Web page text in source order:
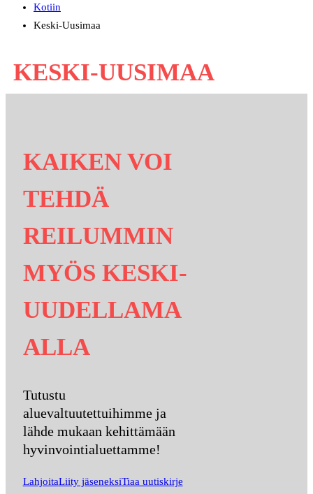
Kotiin
Keski-Uusimaa
KESKI-UUSIMAA
KAIKEN VOI
TEHDÄ
REILUMMIN
MYÖS KESKI-
UUDELLAMA
ALLA
Tutustu
aluevaltuutettuihimme ja
lähde mukaan kehittämään
hyvinvointialuettamme!
LahjoitaLiity jäseneksiTiaa uutiskirje